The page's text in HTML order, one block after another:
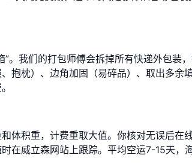
。我们的打包师傅会拆掉所有快递外包装
抱枕）、边角加固（易碎品）、取出多余
体积重，计费重取大值。你核对无误后在
在威立森网站上跟踪。平均空运7-15天